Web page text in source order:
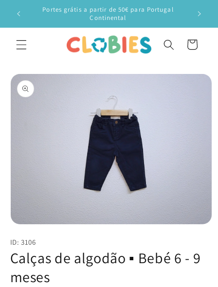
para o
Portes grátis a partir de 50€ para Portugal
Continental
Veste
Carrinho
a
informação
do produto
multimédia
em
modal
ID: 3106
Calças de algodão ▪️ Bebé 6 - 9
meses